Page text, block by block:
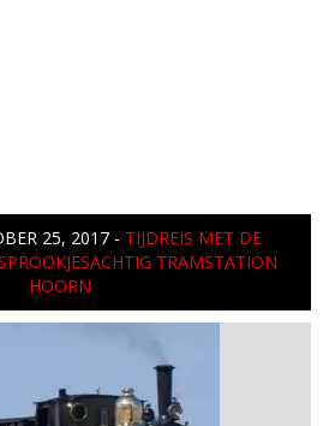
25, 2017 - TIJDREIS MET DE
TRAMSTATION
HOORN